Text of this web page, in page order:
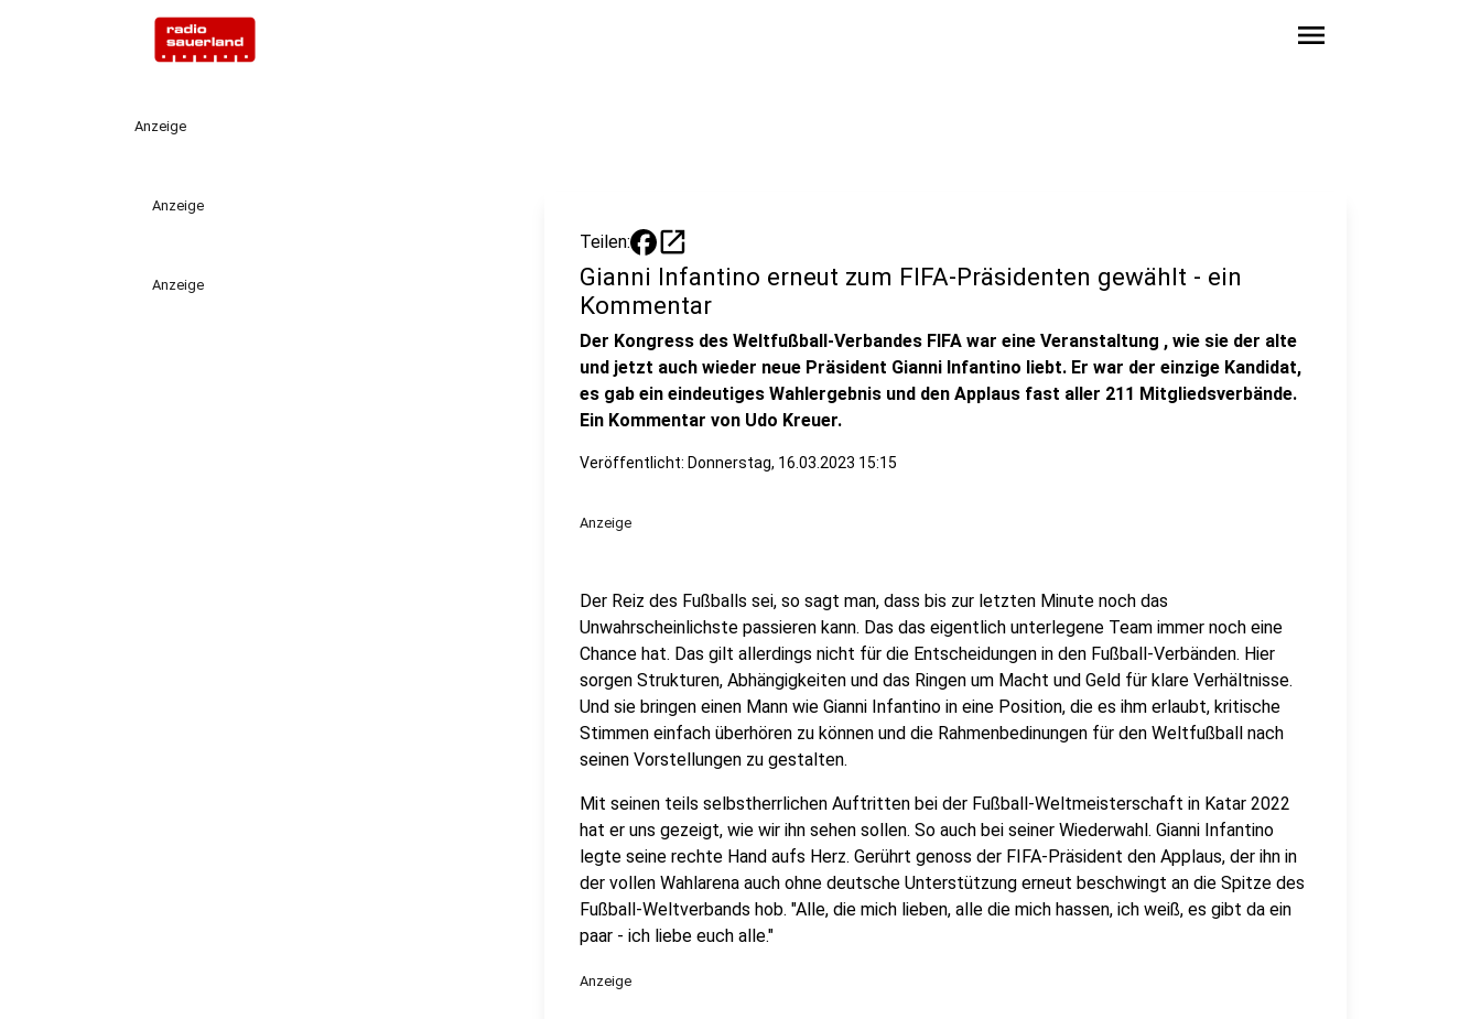
menu
Anzeige
Anzeige
Anzeige
Teilen: open_in_new
Gianni Infantino erneut zum FIFA-Präsidenten gewählt - ein
Kommentar
Der Kongress des Weltfußball-Verbandes FIFA war eine Veranstaltung , wie sie der alte
und jetzt auch wieder neue Präsident Gianni Infantino liebt. Er war der einzige Kandidat,
es gab ein eindeutiges Wahlergebnis und den Applaus fast aller 211 Mitgliedsverbände.
Ein Kommentar von Udo Kreuer.
Veröffentlicht: Donnerstag, 16.03.2023 15:15
Anzeige
Der Reiz des Fußballs sei, so sagt man, dass bis zur letzten Minute noch das
Unwahrscheinlichste passieren kann. Das das eigentlich unterlegene Team immer noch eine
Chance hat. Das gilt allerdings nicht für die Entscheidungen in den Fußball-Verbänden. Hier
sorgen Strukturen, Abhängigkeiten und das Ringen um Macht und Geld für klare Verhältnisse.
Und sie bringen einen Mann wie Gianni Infantino in eine Position, die es ihm erlaubt, kritische
Stimmen einfach überhören zu können und die Rahmenbedinungen für den Weltfußball nach
seinen Vorstellungen zu gestalten.
Mit seinen teils selbstherrlichen Auftritten bei der Fußball-Weltmeisterschaft in Katar 2022
hat er uns gezeigt, wie wir ihn sehen sollen. So auch bei seiner Wiederwahl. Gianni Infantino
legte seine rechte Hand aufs Herz. Gerührt genoss der FIFA-Präsident den Applaus, der ihn in
der vollen Wahlarena auch ohne deutsche Unterstützung erneut beschwingt an die Spitze des
Fußball-Weltverbands hob. "Alle, die mich lieben, alle die mich hassen, ich weiß, es gibt da ein
paar - ich liebe euch alle."
Anzeige